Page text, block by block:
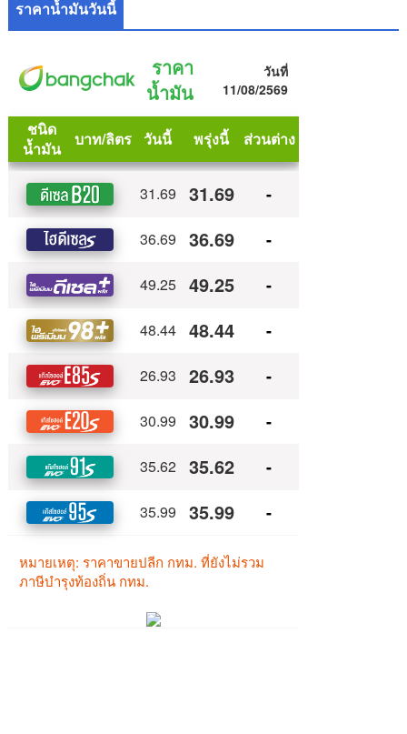
ราคาน้ำมันวันนี้